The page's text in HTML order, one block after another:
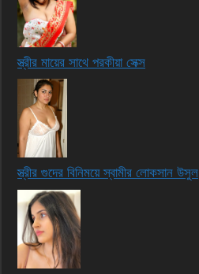
স্ত্রীর মায়ের সাথে পরকীয়া সেক্স
স্ত্রীর গুদের বিনিময়ে স্বামীর লোকসান উসুল